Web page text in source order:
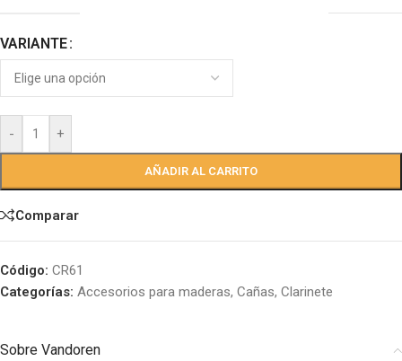
VARIANTE
- +
AÑADIR AL CARRITO
Comparar
Código: CR61
Categorías: Accesorios para maderas, Cañas, Clarinete
Sobre Vandoren